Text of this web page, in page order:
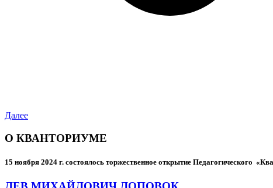
Далее
О КВАНТОРИУМЕ
15 ноября 2024 г. состоялось торжественное открытие Педагогического